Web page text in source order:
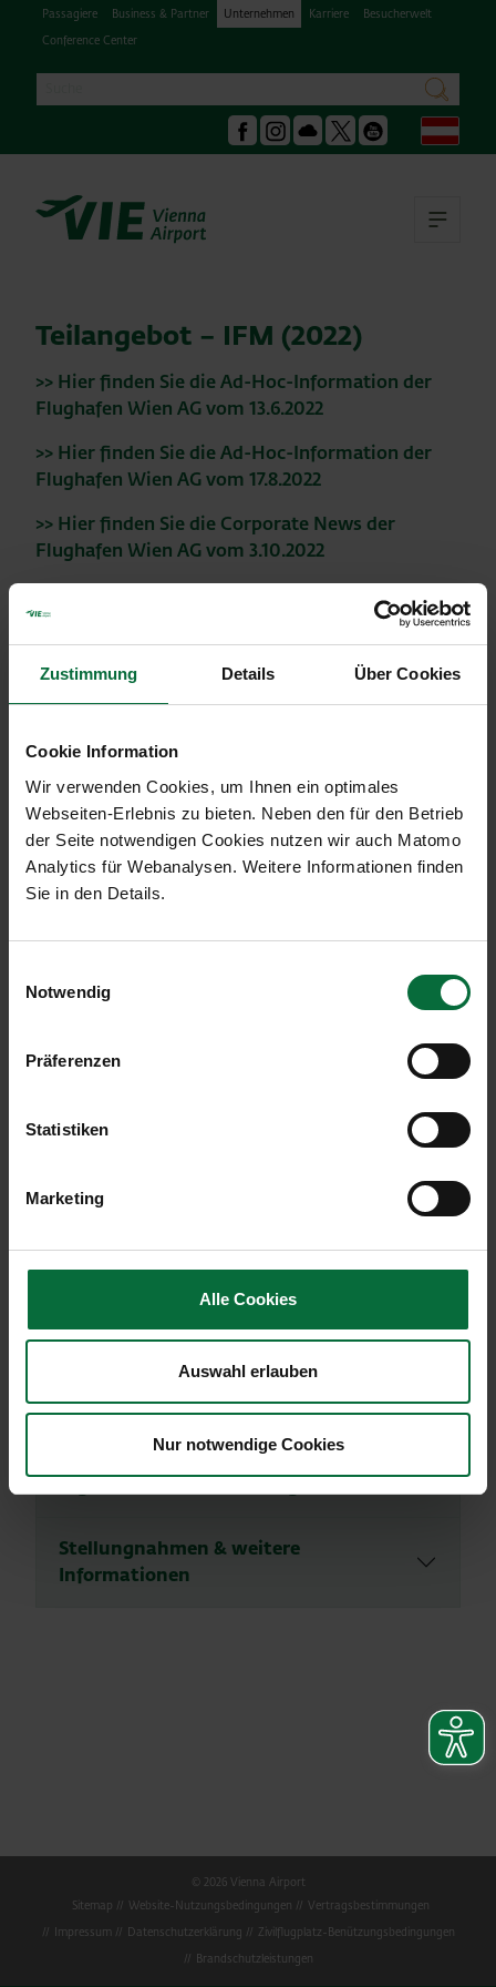
Zustimmung Details Über Cookies
Cookie Information
Wir verwenden Cookies, um Ihnen ein optimales
Webseiten-Erlebnis zu bieten. Neben den für den Betrieb
der Seite notwendigen Cookies nutzen wir auch Matomo
Analytics für Webanalysen. Weitere Informationen finden
Sie in den Details.
Notwendig
Präferenzen
Statistiken
Marketing
Alle Cookies
Auswahl erlauben
Nur notwendige Cookies
Passagiere Business & Partner Unternehmen Karriere
Besucherwelt
Conference Center
suchen
Facebook
Instagram
Podcast Youtube
Teilangebot – IFM (2022)
>> Hier finden Sie die Ad-Hoc-Information der
Flughafen Wien AG vom 13.6.2022
>> Hier finden Sie die Ad-Hoc-Information der
Flughafen Wien AG vom 17.8.2022
>> Hier finden Sie die Corporate News der
Flughafen Wien AG vom 3.10.2022
>> Hier finden Sie die Presseaussendung der
Flughafen Wien AG vom 24.1.2023
>> Hier finden Sie die Corporate News der
Presseaussendung von IFM Investors
vom 6. Juli 2022 zum Teilangebot
MB)
Presseaussendung von IFM Investors
vom 26. September 2022 zum
Teilangebot
(PDF,
0.24
Ergebnisveröffentlichung
MB)
vom 18. November 2022 zum
0.22
MB)
Presseaussendung von IFM Investors
(PDF,
0.23
MB)
kontinuierlich ergänzt, sobald die Unterlagen
vorliegen.
Änderung/Verbesserung des Angebots
Ergebnisbekanntmachung
Stellungnahmen & weitere
Informationen
© 2026 Vienna Airport
Sitemap
Website-Nutzungsbedingungen
Vertragsbestimmungen
Impressum
Datenschutzerklärung
Zivilflugplatz-Benützungsbedingungen
Brandschutzleistungen